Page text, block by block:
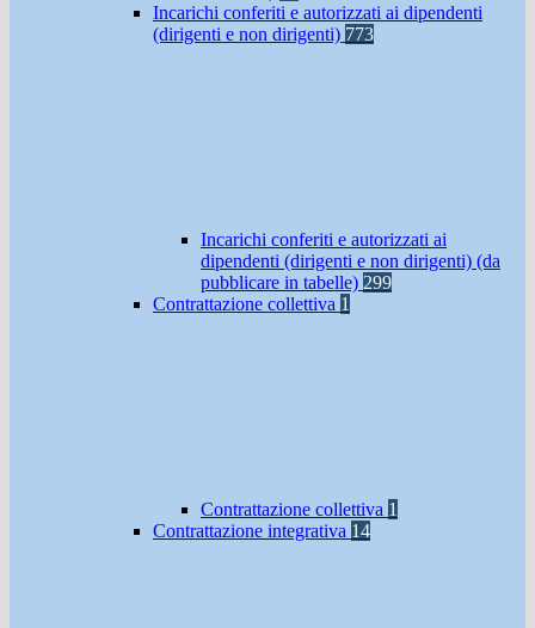
Incarichi conferiti e autorizzati ai dipendenti
(dirigenti e non dirigenti) 773
Incarichi conferiti e autorizzati ai
dipendenti (dirigenti e non dirigenti) (da
pubblicare in tabelle) 299
Contrattazione collettiva 1
Contrattazione collettiva 1
Contrattazione integrativa 14